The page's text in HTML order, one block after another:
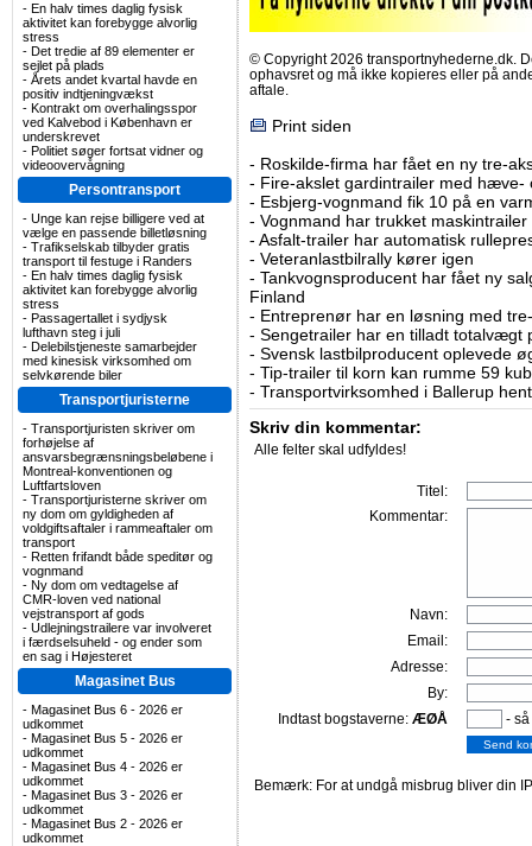
- En halv times daglig fysisk
aktivitet kan forebygge alvorlig
stress
- Det tredie af 89 elementer er
sejlet på plads
- Årets andet kvartal havde en
positiv indtjeningvækst
- Kontrakt om overhalingsspor
ved Kalvebod i København er
underskrevet
- Politiet søger fortsat vidner og
videoovervågning
Persontransport
- Unge kan rejse billigere ved at
vælge en passende billetløsning
- Trafikselskab tilbyder gratis
transport til festuge i Randers
- En halv times daglig fysisk
aktivitet kan forebygge alvorlig
stress
- Passagertallet i sydjysk
lufthavn steg i juli
- Delebilstjeneste samarbejder
med kinesisk virksomhed om
selvkørende biler
Transportjuristerne
- Transportjuristen skriver om
forhøjelse af
ansvarsbegrænsningsbeløbene i
Montreal-konventionen og
Luftfartsloven
- Transportjuristerne skriver om
ny dom om gyldigheden af
voldgiftsaftaler i rammeaftaler om
transport
- Retten frifandt både speditør og
vognmand
- Ny dom om vedtagelse af
CMR-loven ved national
vejstransport af gods
- Udlejningstrailere var involveret
i færdselsuheld - og ender som
en sag i Højesteret
Magasinet Bus
- Magasinet Bus 6 - 2026 er
udkommet
- Magasinet Bus 5 - 2026 er
udkommet
- Magasinet Bus 4 - 2026 er
udkommet
- Magasinet Bus 3 - 2026 er
udkommet
- Magasinet Bus 2 - 2026 er
udkommet
© Copyright 2026 transportnyhederne.dk.
ophavsret og må ikke kopieres eller på
aftale.
Print siden
- Roskilde-firma har fået en ny tre-
- Fire-akslet gardintrailer med hæve-
- Esbjerg-vognmand fik 10 på en
- Vognmand har trukket
- Asfalt-trailer har automatisk
- Veteranlastbilrally kører igen
- Tankvognsproducent har fået ny
Finland
- Entreprenør har en løsning med
- Sengetrailer har en tilladt totalvægt
- Svensk lastbilproducent oplevede
- Tip-trailer til korn kan rumme 59
- Transportvirksomhed i Ballerup
Skriv din kommentar:
Alle felter skal udfyldes!
Titel:
Kommentar:
Navn:
Email:
Adresse:
By:
Indtast bogstaverne: ÆØÅ -
Bemærk: For at undgå misbrug bliver din